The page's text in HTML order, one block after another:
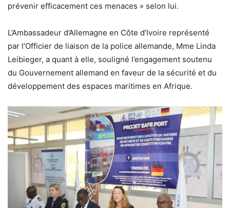
prévenir efficacement ces menaces » selon lui.
L’Ambassadeur d’Allemagne en Côte d’Ivoire représenté
par l’Officier de liaison de la police allemande, Mme Linda
Leibieger, a quant à elle, souligné l’engagement soutenu
du Gouvernement allemand en faveur de la sécurité et du
développement des espaces maritimes en Afrique.